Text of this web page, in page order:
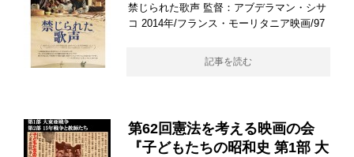
禁じられた歌声 監督：アブデラマン・シサ
コ 2014年/フランス・モーリタニア映画/97
記事を読む
第62回憲法を考える映画の会
『子どもたちの昭和史 第1部 大